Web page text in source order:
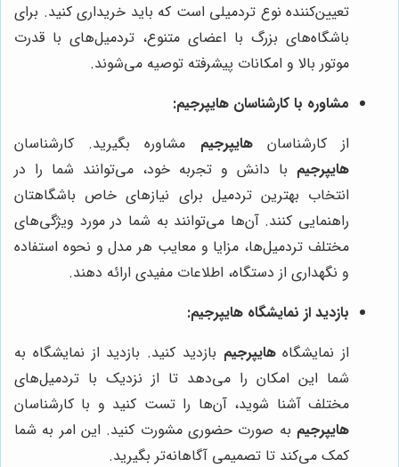
تعیین‌کننده نوع تردمیلی است که باید خریداری کنید. برای
باشگاه‌های بزرگ با اعضای متنوع، تردمیل‌های با قدرت
موتور بالا و امکانات پیشرفته توصیه می‌شوند.
مشاوره با کارشناسان هایپرجیم:
از کارشناسانهایپرجیم مشاوره بگیرید. کارشناسان
هایپرجیم با دانش و تجربه خود، می‌توانند شما را در
انتخاب بهترین تردمیل برای نیازهای خاص باشگاهتان
راهنمایی کنند. آن‌ها می‌توانند به شما در مورد ویژگی‌های
مختلف تردمیل‌ها، مزایا و معایب هر مدل و نحوه استفاده
و نگهداری از دستگاه، اطلاعات مفیدی ارائه دهند.
بازدید از نمایشگاه هایپرجیم:
از نمایشگاههایپرجیم بازدید کنید. بازدید از نمایشگاه به
شما این امکان را می‌دهد تا از نزدیک با تردمیل‌های
مختلف آشنا شوید، آن‌ها را تست کنید و با کارشناسان
هایپرجیم به صورت حضوری مشورت کنید. این امر به شما
کمک می‌کند تا تصمیمی آگاهانه‌تر بگیرید.